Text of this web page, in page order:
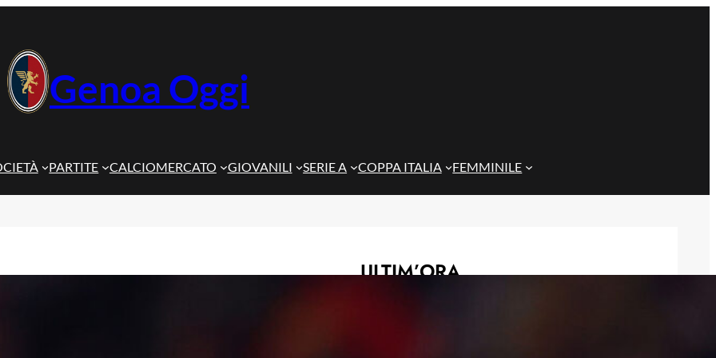
Genoa Oggi
PARTITE CALCIOMERCATO GIOVANILI SERIE A COPPA ITALIA FEMMINILE
ULTIM’ORA